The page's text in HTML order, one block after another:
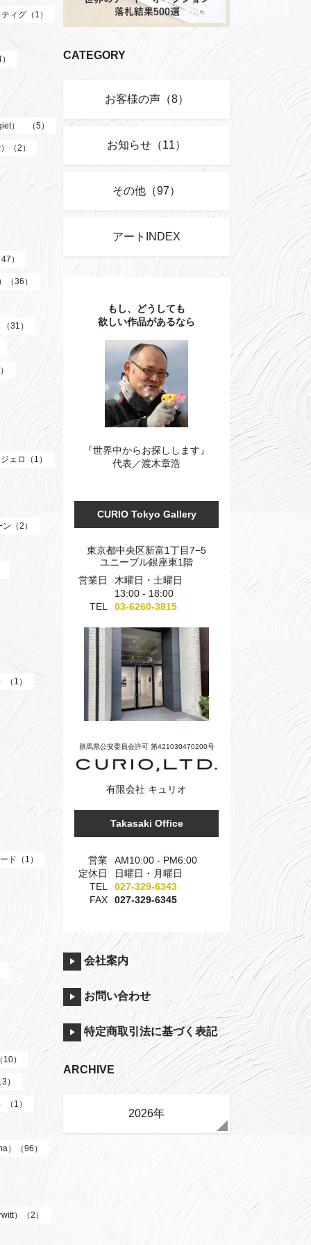
ィグ（1）
） （5）
（2）
）
（36）
31）
ェロ（1）
（2）
1）
ド（1）
）
）
1）
）（96）
）（2）
CATEGORY
お客様の声（8）
お知らせ（11）
その他（97）
アートINDEX
もし、どうしても
欲しい作品があるなら
『世界中からお探しします』
代表／渡木章浩
CURIO Tokyo Gallery
東京都中央区新富1丁目7−5
ユニーブル銀座東1階
営業日
木曜日・土曜日
13:00 - 18:00
TEL
03-6260-3815
群馬県公安委員会許可 第421030470200号
有限会社 キュリオ
Takasaki Office
営業
AM10:00 - PM6:00
定休日
日曜日・月曜日
TEL
027-329-6343
FAX
027-329-6345
会社案内
お問い合わせ
特定商取引法に基づく表記
ARCHIVE
2026年